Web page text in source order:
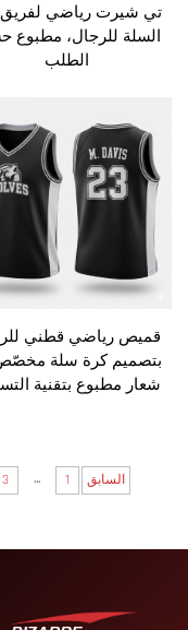
تي شيرت رياضي
السلة للرجال،
الطلب
قميص رياضي قطني
بتصميم كرة سلة
شعار مطبوع بتقنية
السابق 1
...
3